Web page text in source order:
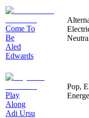
Come To
Be
Aled
Edwards
Play
Along
Adi Ursu
Pop,